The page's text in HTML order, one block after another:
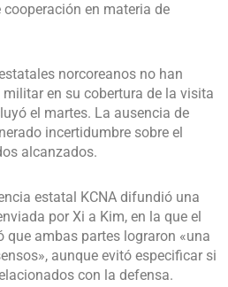
en materia de
norcoreanos no han
en su cobertura de la visita
el martes. La ausencia de
incertidumbre sobre el
alcanzados.
estatal KCNA difundió una
por Xi a Kim, en la que el
ambas partes lograron «una
aunque evitó especificar si
con la defensa.